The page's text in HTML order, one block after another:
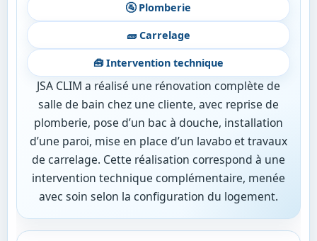
🚰 Plomberie
🧱 Carrelage
🧰 Intervention technique
JSA CLIM a réalisé une rénovation complète de
salle de bain chez une cliente, avec reprise de
plomberie, pose d’un bac à douche, installation
d’une paroi, mise en place d’un lavabo et travaux
de carrelage. Cette réalisation correspond à une
intervention technique complémentaire, menée
avec soin selon la configuration du logement.